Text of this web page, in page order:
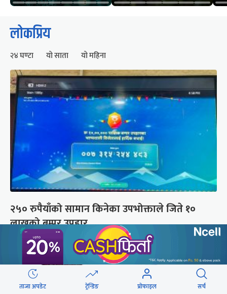
लोकप्रिय
२४ घण्टा यो साता यो महिना
२५० रुपैयाँको सामान किनेका उपभोक्ताले जिते १०
लाखको बम्पर उपहार
ताजा अपडेट ट्रेन्डिङ प्रोफाइल सर्च